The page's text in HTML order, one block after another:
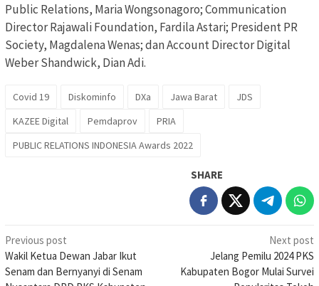
Public Relations, Maria Wongsonagoro; Communication
Director Rajawali Foundation, Fardila Astari; President PR
Society, Magdalena Wenas; dan Account Director Digital
Weber Shandwick, Dian Adi.
Covid 19 Diskominfo DXa Jawa Barat
JDS
KAZEE Digital
Pemdaprov
PRIA
PUBLIC RELATIONS INDONESIA Awards 2022
SHARE
Post
navigation
Previous post
Wakil Ketua Dewan Jabar Ikut
Senam dan Bernyanyi di Senam
Next post
Jelang Pemilu 2024 PKS
Kabupaten Bogor Mulai Survei